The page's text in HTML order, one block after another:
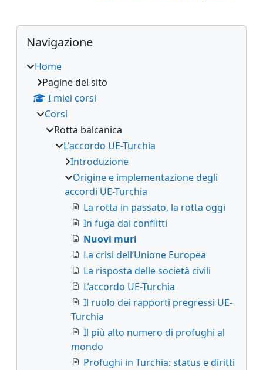
Blocchi
Blocchi supplementari
Salta Navigazione
Navigazione
Home
Pagine del sito
I miei corsi
Corsi
Rotta balcanica
L'accordo UE-Turchia
Introduzione
Origine e implementazione degli
accordi UE-Turchia
La rotta in passato, la rotta oggi
In fuga dai conflitti
Nuovi muri
La crisi dell’Unione Europea
La risposta delle società civili
L’accordo UE-Turchia
Il ruolo dei rapporti pregressi UE-
Turchia
Il più alto numero di profughi al
mondo
Profughi in Turchia: status e diritti